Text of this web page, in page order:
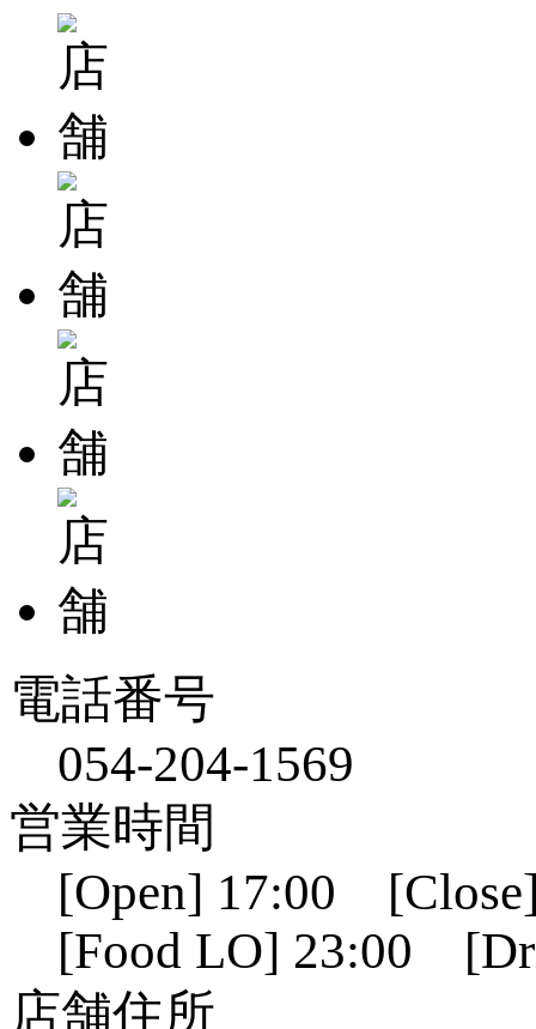
電話番号
054-204-1569
営業時間
[Open] 17:00
[Food LO] 23:00
店舗住所